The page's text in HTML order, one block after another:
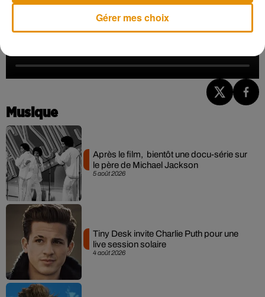
Musique
5 août 2026
Après le film, bientôt une docu-série sur
le père de Michael Jackson
4 août 2026
Tiny Desk invite Charlie Puth pour une
live session solaire
Gérer mes choix